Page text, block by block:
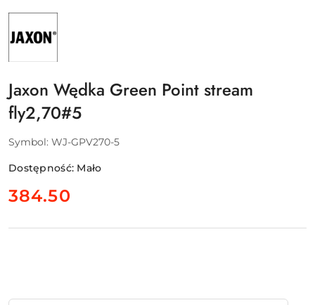
NAZWA
JAXON
SP.
O.O.
Jaxon Wędka Green Point stream
fly2,70#5
Symbol: WJ-GPV270-5
Dostępność: Mało
cena:
384.50